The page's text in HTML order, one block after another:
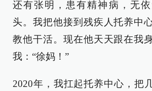
还有张明，患有精神病，无
头。我把他接到残疾人托养中
教他干活。现在他天天跟在我
我：“徐妈！”
2020年，我扛起托养中心，把